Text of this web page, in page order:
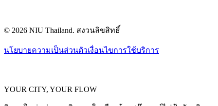
© 2026 NIU Thailand. สงวนลิขสิทธิ์
นโยบายความเป็นส่วนตัวเงื่อนไขการใช้บริการ
YOUR CITY, YOUR FLOW